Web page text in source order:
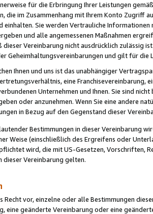
für die Erbringung Ihrer Leistungen
die im Zusammenhang mit Ihrem Konto
einhalten. Sie werden Vertrauliche
und alle angemessenen Maßnahmen
dieser Vereinbarung nicht ausdrücklich zulässig
Geheimhaltungsvereinbarungen und gilt für die
Ihnen und uns ist das unabhängiger
eine Franchisevereinbarung,
Unternehmen und Ihnen. Sie sind
oder anzunehmen. Wenn Sie eine andere
in Bezug auf den Gegenstand dieser
Bestimmungen in dieser Vereinbarung
Weise (einschließlich des Ergreifens oder
wird, die mit US-Gesetzen, Vorschriften,
dieser Vereinbarung gelten.
Recht vor, einzelne oder alle Bestimmungen
eine geänderte Vereinbarung oder eine